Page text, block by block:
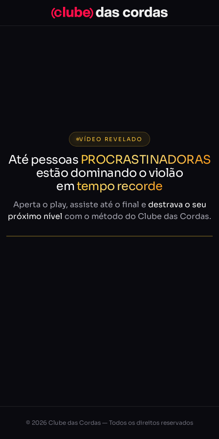
VÍDEO REVELADO
Até pessoas PROCRASTINADORAS
estão dominando o violão
emtempo recorde
Aperta o play, assiste até o final e destrava o seu
próximo nível com o método do Clube das Cordas.
© 2026 Clube das Cordas — Todos os direitos reservados